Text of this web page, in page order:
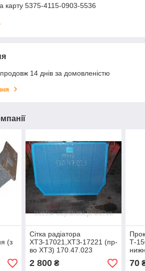
карту 5375-4115-0903-5536
14 днів за домовленістю
(з
Сітка радіатора
ХТЗ-17021,ХТЗ-17221 (пр-
во ХТЗ) 170.47.023
Трактора Т-150
2 800₴
Т-
70